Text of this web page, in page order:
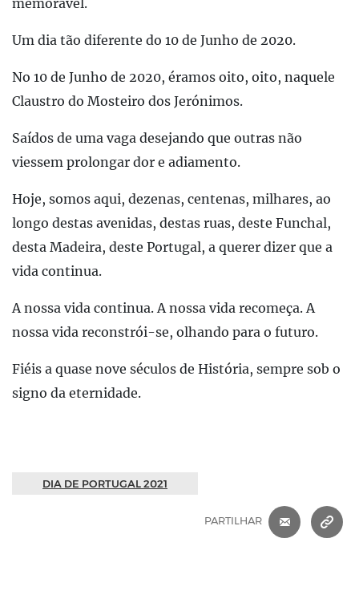
Um dia tão diferente do 10 de Junho de 2020.
No 10 de Junho de 2020, éramos oito, oito, naquele
Claustro do Mosteiro dos Jerónimos.
Saídos de uma vaga desejando que outras não
viessem prolongar dor e adiamento.
Hoje, somos aqui, dezenas, centenas, milhares, ao
longo destas avenidas, destas ruas, deste Funchal,
desta Madeira, deste Portugal, a querer dizer que a
vida continua.
A nossa vida continua. A nossa vida recomeça. A
nossa vida reconstrói-se, olhando para o futuro.
Fiéis a quase nove séculos de História, sempre sob o
signo da eternidade.
DIA DE PORTUGAL 2021
PARTILHAR